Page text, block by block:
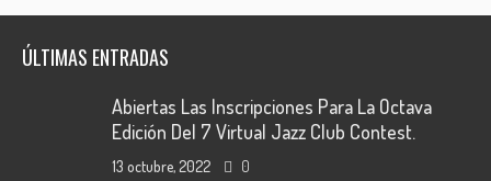
ÚLTIMAS ENTRADAS
Abiertas Las Inscripciones Para La Octava
Edición Del 7 Virtual Jazz Club Contest.
13 octubre, 2022 0